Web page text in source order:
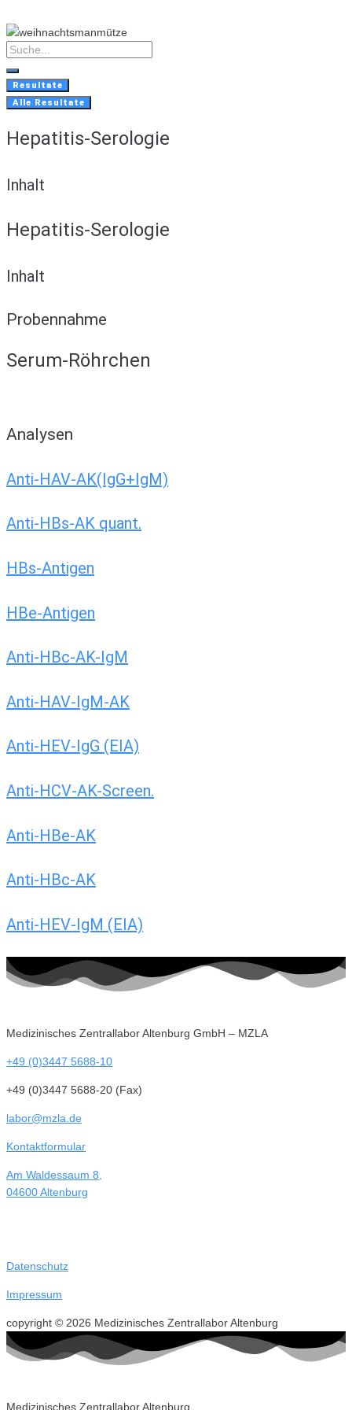
to
content
Search
...
Resultate
Alle Resultate
Hepatitis-Serologie
Inhalt
Hepatitis-Serologie
Inhalt
Probennahme
Serum-Röhrchen
Analysen
Anti-HAV-AK(IgG+IgM)
Anti-HBs-AK quant.
HBs-Antigen
HBe-Antigen
Anti-HBc-AK-IgM
Anti-HAV-IgM-AK
Anti-HEV-IgG (EIA)
Anti-HCV-AK-Screen.
Anti-HBe-AK
Anti-HBc-AK
Anti-HEV-IgM (EIA)
Medizinisches Zentrallabor Altenburg GmbH – MZLA
+49 (0)3447 5688-10
+49 (0)3447 5688-20 (Fax)
labor@mzla.de
Kontaktformular
Am Waldessaum 8,
04600 Altenburg
Datenschutz
Impressum
copyright © 2026 Medizinisches Zentrallabor Altenburg
Medizinisches Zentrallabor Altenburg